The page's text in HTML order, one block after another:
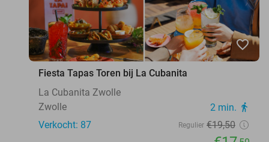
favorite_border
Fiesta Tapas Toren bij La Cubanita
La Cubanita Zwolle
Zwolle
2 min. directions_walk
Verkocht: 87 Regulier €19,50